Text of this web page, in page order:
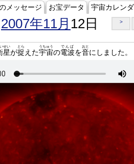
メッセージ お宝データ 宇宙カレン
2007年11月 12日 >
星
せい
が捉
とら
えた宇宙
うちゅう
の電波
でんぱ
を音
おと
にしました。